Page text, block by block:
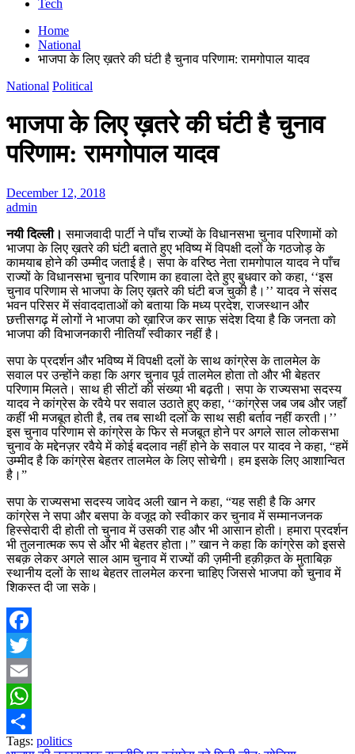
Tech
Home
National
भाजपा के लिए ख़तरे की घंटी है चुनाव परिणाम: रामगोपाल यादव
National Political
भाजपा के लिए ख़तरे की घंटी है चुनाव
परिणाम: रामगोपाल यादव
December 12, 2018
admin
नयी दिल्ली। समाजवादी पार्टी ने पाँच राज्यों के विधानसभा चुनाव परिणामों को
भाजपा के लिए ख़तरे की घंटी बताते हुए भविष्य में विपक्षी दलों के गठजोड़ के
कामयाब होने की उम्मीद जताई है। सपा के वरिष्ठ नेता रामगोपाल यादव ने पाँच
राज्यों के विधानसभा चुनाव परिणाम का हवाला देते हुए बुधवार को कहा, ‘‘इस
चुनाव परिणाम से भाजपा के लिए ख़तरे की घंटी बज चुकी है।’’ यादव ने संसद
भवन परिसर में संवाददाताओं को बताया कि मध्य प्रदेश, राजस्थान और
छत्तीसगढ़ में लोगों ने भाजपा को ख़ारिज कर साफ़ संदेश दिया है कि जनता को
भाजपा की विभाजनकारी नीतियाँ स्वीकार नहीं है।
सपा के प्रदर्शन और भविष्य में विपक्षी दलों के साथ कांग्रेस के तालमेल के
सवाल पर उन्होंने कहा कि अगर चुनाव पूर्व तालमेल होता तो और भी बेहतर
परिणाम मिलते। साथ ही सीटों की संख्या भी बढ़ती। सपा के राज्यसभा सदस्य
यादव ने कांग्रेस के रवैये पर सवाल उठाते हुए कहा, ‘‘कांग्रेस जब जब और जहाँ
कहीं भी मजबूत होती है, तब तब साथी दलों के साथ सही बर्ताव नहीं करती।’’
इस चुनाव परिणाम से कांग्रेस के फिर से मजबूत होने पर अगले साल लोकसभा
चुनाव के मद्देनज़र रवैये में कोई बदलाव नहीं होने के सवाल पर यादव ने कहा, “हमें
उम्मीद है कि कांग्रेस बेहतर तालमेल के लिए सोचेगी। हम इसके लिए आशान्वित
है।”
सपा के राज्यसभा सदस्य जावेद अली खान ने कहा, “यह सही है कि अगर
कांग्रेस ने सपा और बसपा के वजूद को स्वीकार कर चुनाव में सम्मानजनक
हिस्सेदारी दी होती तो चुनाव में उसकी राह और भी आसान होती। हमारा प्रदर्शन
भी तुलनात्मक रूप से और भी बेहतर होता।” खान ने कहा कि कांग्रेस को इससे
सबक़ लेकर अगले साल आम चुनाव में राज्यों की ज़मीनी हक़ीक़त के मुताबिक़
स्थानीय दलों के साथ बेहतर तालमेल करना चाहिए जिससे भाजपा को चुनाव में
शिकस्त दी जा सके।
Facebook
Twitter
Email
WhatsApp
Share
Tags: politics